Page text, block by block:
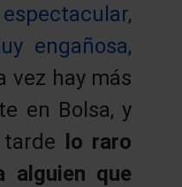
engañosa,
vez hay más
en Bolsa, y
lo raro
alguien que